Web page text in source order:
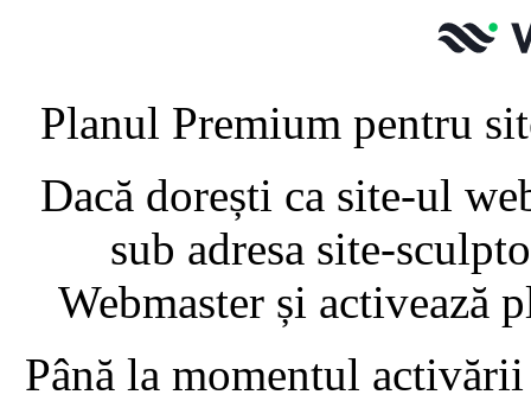
Planul Premium pentru
Dacă dorești ca site-ul
sub adresa site-
Webmaster și activează
Până la momentul